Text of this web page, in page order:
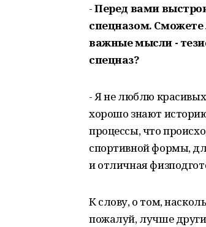
-Перед вами
спецназом. Сможете
важные мысли -
спецназ?
- Я не люблю
хорошо знают
процессы, что
спортивной формы,
и отличная
К слову, о том,
пожалуй, лучше